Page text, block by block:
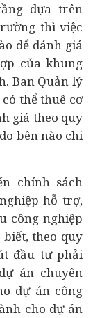
dựa trên
thì việc
để đánh giá
của khung
Ban Quản lý
thể thuê cơ
giá theo quy
bên nào chi
chính sách
hỗ trợ,
công nghiệp
biết, theo quy
đầu tư phải
dự án chuyên
dự án công
cho dự án